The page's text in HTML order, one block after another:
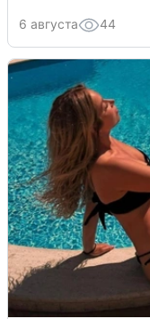
6 августа 44